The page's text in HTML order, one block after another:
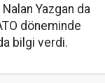
Nalan Yazgan da
döneminde
bilgi verdi.